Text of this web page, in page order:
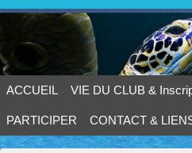
ACCUEIL VIE DU CLUB &
PARTICIPER CONTACT &